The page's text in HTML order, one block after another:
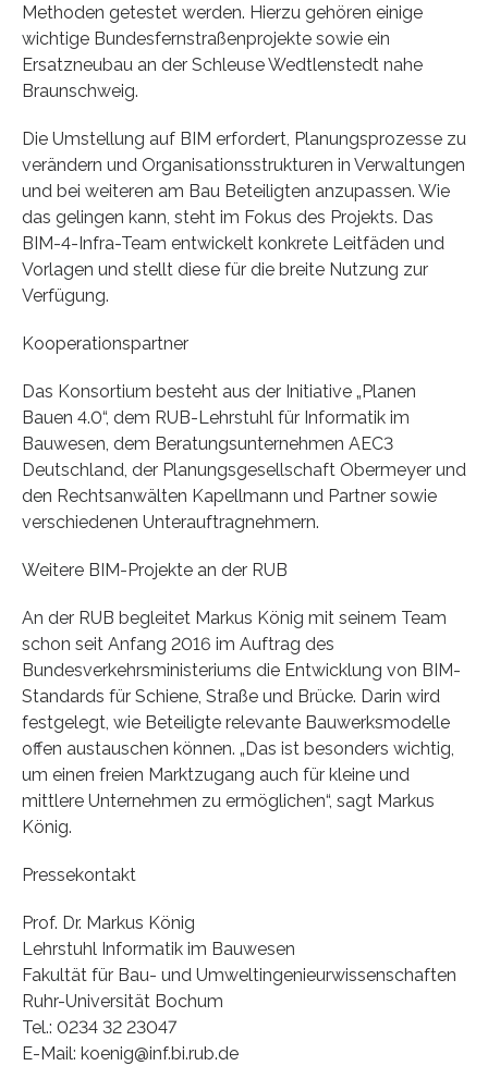
Methoden getestet werden. Hierzu gehören einige
wichtige Bundesfernstraßenprojekte sowie ein
Ersatzneubau an der Schleuse Wedtlenstedt nahe
Braunschweig.
Die Umstellung auf BIM erfordert, Planungsprozesse zu
verändern und Organisationsstrukturen in Verwaltungen
und bei weiteren am Bau Beteiligten anzupassen. Wie
das gelingen kann, steht im Fokus des Projekts. Das
BIM-4-Infra-Team entwickelt konkrete Leitfäden und
Vorlagen und stellt diese für die breite Nutzung zur
Verfügung.
Kooperationspartner
Das Konsortium besteht aus der Initiative „Planen
Bauen 4.0“, dem RUB-Lehrstuhl für Informatik im
Bauwesen, dem Beratungsunternehmen AEC3
Deutschland, der Planungsgesellschaft Obermeyer und
den Rechtsanwälten Kapellmann und Partner sowie
verschiedenen Unterauftragnehmern.
Weitere BIM-Projekte an der RUB
An der RUB begleitet Markus König mit seinem Team
schon seit Anfang 2016 im Auftrag des
Bundesverkehrsministeriums die Entwicklung von BIM-
Standards für Schiene, Straße und Brücke. Darin wird
festgelegt, wie Beteiligte relevante Bauwerksmodelle
offen austauschen können. „Das ist besonders wichtig,
um einen freien Marktzugang auch für kleine und
mittlere Unternehmen zu ermöglichen“, sagt Markus
König.
Pressekontakt
Prof. Dr. Markus König
Lehrstuhl Informatik im Bauwesen
Fakultät für Bau- und Umweltingenieurwissenschaften
Ruhr-Universität Bochum
Tel.: 0234 32 23047
E-Mail: koenig@inf.bi.rub.de